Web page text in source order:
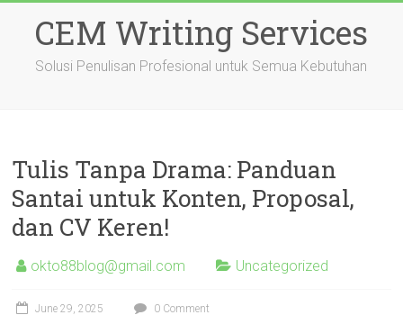
contentCEM Writing Services
Solusi Penulisan Profesional untuk Semua Kebutuhan
Tulis Tanpa Drama: Panduan
Santai untuk Konten, Proposal,
dan CV Keren!
okto88blog@gmail.com Uncategorized
June 29, 2025 0 Comment